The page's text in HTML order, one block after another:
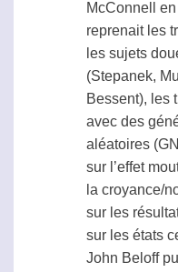
McConnell
reprenait les
les sujets
(Stepanek,
Bessent), les
avec des
aléatoires
sur l’effet
la croyance/
sur les
sur les états
John Beloff